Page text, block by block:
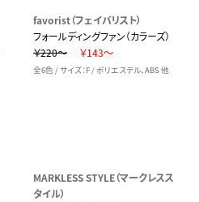
favorist（フェイバリスト）
フォールディングファン（カラーズ）
￥220～
￥143～
全6色 / サイズ：F / ポリエステル、ABS 他
MARKLESS STYLE（マークレスス
タイル）